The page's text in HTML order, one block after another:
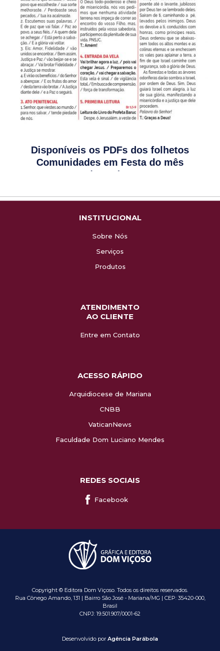
Disponíveis os PDFs dos folhetos
Comunidades em Festa do mês
dezembro
INSTITUCIONAL
Sobre Nós
Serviços
Produtos
ATENDIMENTO
AO CLIENTE
Entre em Contato
ACESSO RÁPIDO
Arquidiocese de Mariana
CNBB
VaticanNews
Faculdade Dom Luciano Mendes
REDES SOCIAIS
Facebook
Copyright © Editora Dom Viçoso. Todos os direitos reservados.
Rua Cônego Amando, 131 | Bairro São José - Mariana/MG | CEP: 35420-000,
Brasil
CNPJ: 19.501.907/0001-62
Desenvolvido por Agência Parábola